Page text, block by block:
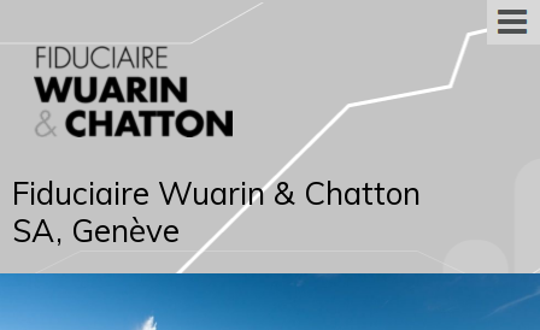
Fiduciaire Wuarin & Chatton
SA, Genève